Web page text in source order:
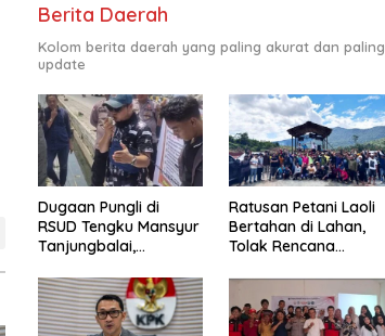
Berita Daerah
Kolom berita daerah yang paling akurat dan paling
update
Dugaan Pungli di
RSUD Tengku Mansyur
Tanjungbalai,
Penegak Hukum Usut
Tuntas
Ratusan Petani Laoli
Bertahan di Lahan,
Tolak Rencana
Luwu Timur